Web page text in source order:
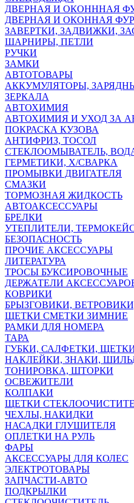
ДВЕРНАЯ И ОКОНННАЯ
ДВЕРНАЯ И ОКОННАЯ
ЗАВЕРТКИ, ЗАДВИЖКИ,
ШАРНИРЫ, ПЕТЛИ
РУЧКИ
ЗАМКИ
АВТОТОВАРЫ
АККУМУЛЯТОРЫ,
ЗЕРКАЛА
АВТОХИМИЯ
АВТОХИМИЯ И УХОД ЗА
ПОКРАСКА КУЗОВА
АНТИФРИЗ, ТОСОЛ
СТЕКЛООМЫВАТЕЛЬ,
ГЕРМЕТИКИ, Х/СВАРКА
ПРОМЫВКИ ДВИГАТЕЛЯ
СМАЗКИ
ТОРМОЗНАЯ ЖИДКОСТЬ
АВТОАКСЕССУАРЫ
БРЕЛКИ
УТЕПЛИТЕЛИ,
БЕЗОПАСНОСТЬ
ПРОЧИЕ АКСЕССУАРЫ
ЛИТЕРАТУРА
ТРОСЫ БУКСИРОВОЧНЫЕ
ДЕРЖАТЕЛИ
КОВРИКИ
БРЫЗГОВИКИ,
ЩЕТКИ СМЕТКИ ЗИМНИЕ
РАМКИ ДЛЯ НОМЕРА
ТАРА
ГУБКИ, САЛФЕТКИ,
НАКЛЕЙКИ, ЗНАКИ,
ТОНИРОВКА, ШТОРКИ
ОСВЕЖИТЕЛИ
КОЛПАКИ
ЩЕТКИ
ЧЕХЛЫ, НАКИДКИ
НАСАДКИ ГЛУШИТЕЛЯ
ОПЛЕТКИ НА РУЛЬ
ФАРЫ
АКСЕССУАРЫ ДЛЯ КОЛЕС
ЭЛЕКТРОТОВАРЫ
ЗАПЧАСТИ-АВТО
ПОДКРЫЛКИ